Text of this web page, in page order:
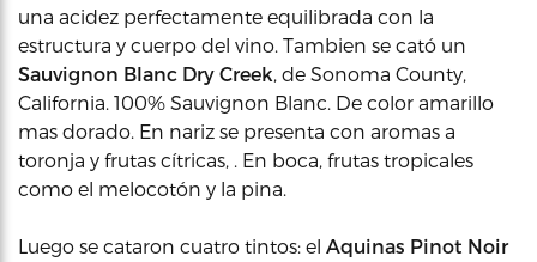
una acidez perfectamente equilibrada con la
estructura y cuerpo del vino. Tambien se cató un
Sauvignon Blanc Dry Creek, de Sonoma County,
California. 100% Sauvignon Blanc. De color amarillo
mas dorado. En nariz se presenta con aromas a
toronja y frutas cítricas, . En boca, frutas tropicales
como el melocotón y la pina.
Luego se cataron cuatro tintos: el Aquinas Pinot Noir